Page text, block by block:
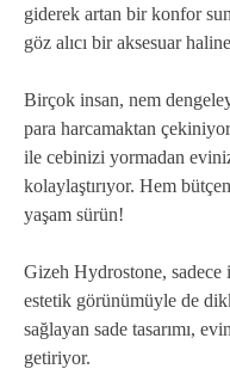
giderek artan bir konfor
göz alıcı bir aksesuar
Birçok insan, nem
para harcamaktan
ile cebinizi yormadan
kolaylaştırıyor. Hem
yaşam sürün!
Gizeh Hydrostone, sadece
estetik görünümüyle de
sağlayan sade tasarımı,
getiriyor.